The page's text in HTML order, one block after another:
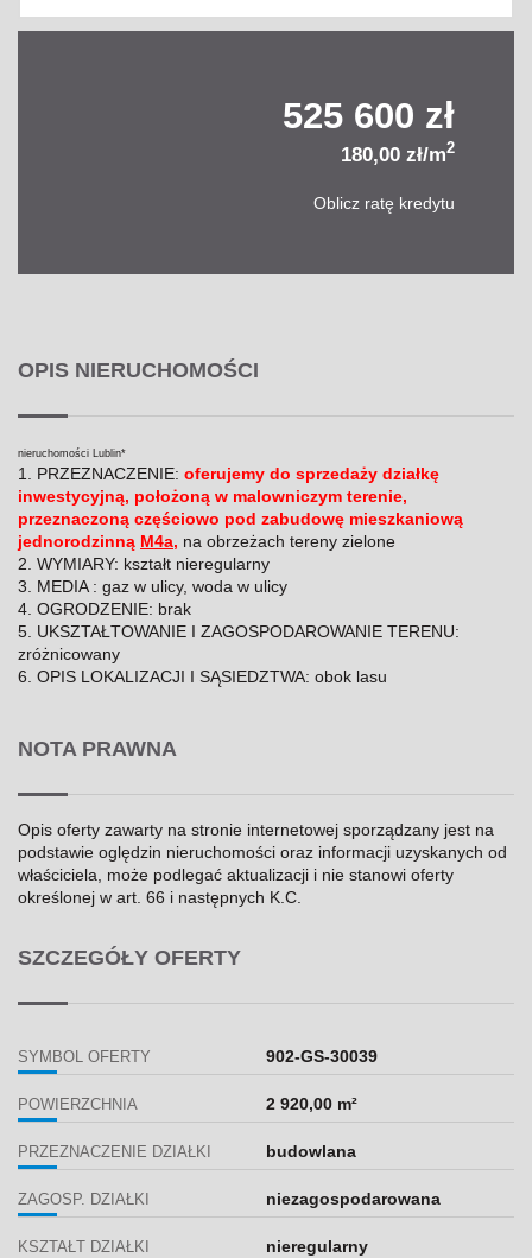
525 600 zł
180,00 zł/m2
Oblicz ratę kredytu
OPIS NIERUCHOMOŚCI
nieruchomości Lublin*
1. PRZEZNACZENIE: oferujemy do sprzedaży działkę
inwestycyjną, położoną w malowniczym terenie,
przeznaczoną częściowo pod zabudowę mieszkaniową
jednorodzinną M4a, na obrzeżach tereny zielone
2. WYMIARY: kształt nieregularny
3. MEDIA : gaz w ulicy, woda w ulicy
4. OGRODZENIE: brak
5. UKSZTAŁTOWANIE I ZAGOSPODAROWANIE TERENU:
zróżnicowany
6. OPIS LOKALIZACJI I SĄSIEDZTWA: obok lasu
NOTA PRAWNA
Opis oferty zawarty na stronie internetowej sporządzany jest na
podstawie oględzin nieruchomości oraz informacji uzyskanych od
właściciela, może podlegać aktualizacji i nie stanowi oferty
określonej w art. 66 i następnych K.C.
SZCZEGÓŁY OFERTY
SYMBOL OFERTY 902-GS-30039
POWIERZCHNIA 2 920,00 m²
PRZEZNACZENIE DZIAŁKI budowlana
ZAGOSP. DZIAŁKI niezagospodarowana
KSZTAŁT DZIAŁKI nieregularny